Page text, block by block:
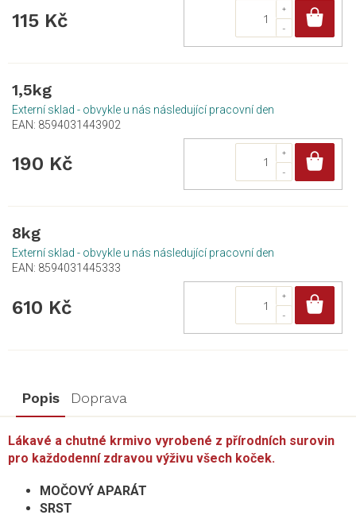
115 Kč
1,5kg
Externí sklad - obvykle u nás následující pracovní den
EAN: 8594031443902
190 Kč
8kg
Externí sklad - obvykle u nás následující pracovní den
EAN: 8594031445333
610 Kč
Popis Doprava
Lákavé a chutné krmivo vyrobené z přírodních surovin
pro každodenní zdravou výživu všech koček.
MOČOVÝ APARÁT
SRST